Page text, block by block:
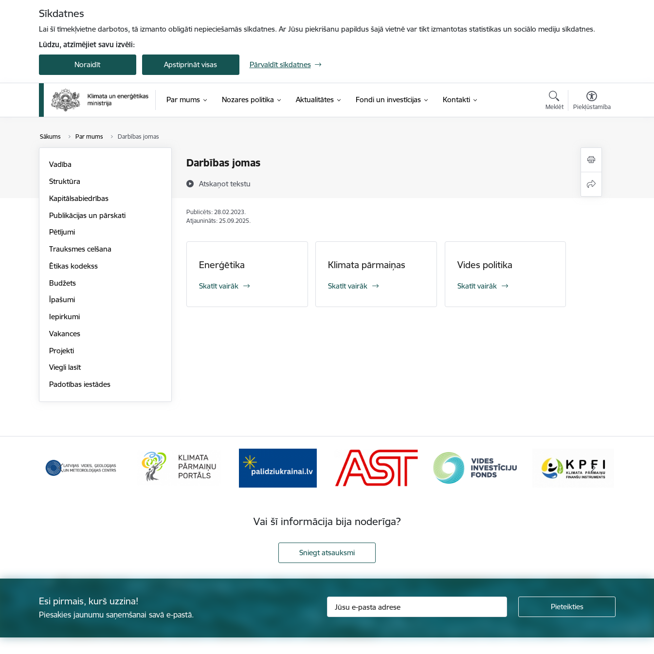
Sīkdatnes
Lai šī tīmekļvietne darbotos, tā izmanto obligāti nepieciešamās sīkdatnes. Ar Jūsu piekrišanu papildus šajā vietnē var tikt izmantotas statistikas un sociālo mediju sīkdatnes.
Lūdzu, atzīmējiet savu izvēli:
Noraidīt Apstiprināt visas Pārvaldīt sīkdatnes
Par mums Nozares politika Aktualitātes Fondi un investīcijas Kontakti
Meklēt Piekļūstamība
Sākums Par mums Darbības jomas
Darbības jomas
Atskaņot tekstu
Vadība
Struktūra
Kapitālsabiedrības
Publikācijas un pārskati
Pētījumi
Trauksmes celšana
Ētikas kodekss
Budžets
Īpašumi
Iepirkumi
Vakances
Projekti
Viegli lasīt
Padotības iestādes
Publicēts: 28.02.2023.
Atjaunināts: 25.09.2025.
Enerģētika
Skatīt vairāk
Klimata pārmaiņas
Skatīt vairāk
Vides politika
Skatīt vairāk
Vai šī informācija bija noderīga?
Sniegt atsauksmi
Esi pirmais, kurš uzzina!
Piesakies jaunumu saņemšanai savā e-pastā.